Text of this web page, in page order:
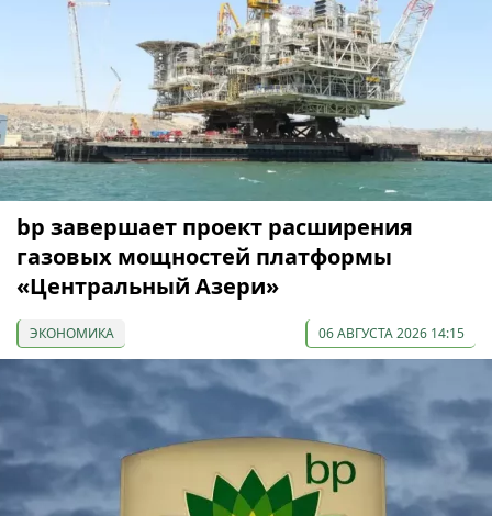
bp завершает проект расширения
газовых мощностей платформы
«Центральный Азери»
ЭКОНОМИКА 06 АВГУСТА 2026 14:15